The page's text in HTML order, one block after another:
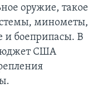
оружие, такое
минометы,
и боеприпасы. В
США